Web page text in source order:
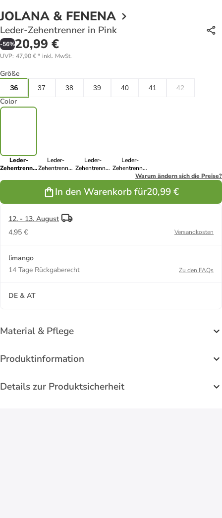
JOLANA & FENENA
Leder-Zehentrenner in Pink
-56%20,99 €
UVP: 47,90 €* inkl. MwSt.
Größe
36 37 38 39 40 41 42
Color
Leder-
Zehentrenner
Leder-
Zehentrenner
Leder-
Zehentrenner
Leder-
Zehentrenner
in HellbraunWarum ändern sich die Preise?
In den Warenkorb für20,99 €
12. - 13. August
4,95 €
Versandkosten
limango
14 Tage Rückgaberecht
Zu den FAQs
DE & AT
Material & Pflege
Produktinformation
Details zur Produktsicherheit